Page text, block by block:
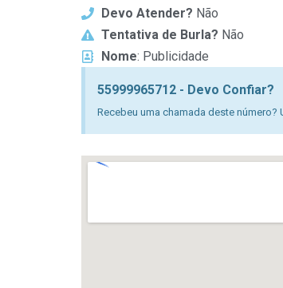
Devo Atender? Não
Tentativa de Burla? Não
Nome: Publicidade
55999965712 - Devo Confiar?
Recebeu uma chamada deste